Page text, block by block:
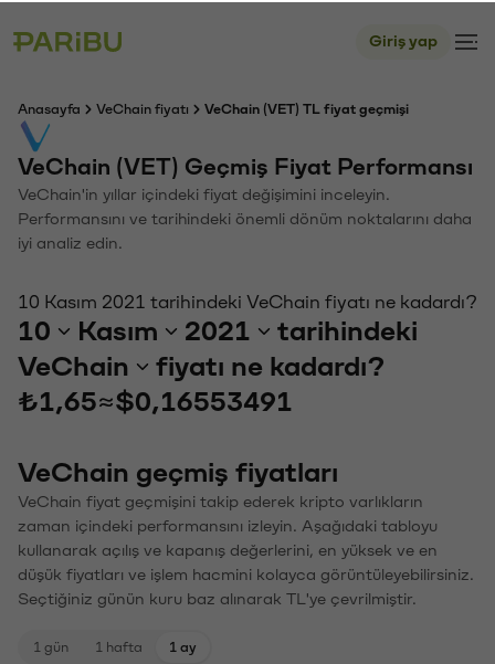
Giriş yap
Anasayfa VeChain fiyatı VeChain (VET) TL fiyat geçmişi
VeChain (VET) Geçmiş Fiyat Performansı
VeChain'in yıllar içindeki fiyat değişimini inceleyin.
Performansını ve tarihindeki önemli dönüm noktalarını daha
iyi analiz edin.
10 Kasım 2021 tarihindeki VeChain fiyatı ne kadardı?
10 Kasım 2021
tarihindeki
VeChain
fiyatı ne kadardı?
₺1,65≈$0,16553491
VeChain geçmiş fiyatları
VeChain fiyat geçmişini takip ederek kripto varlıkların
zaman içindeki performansını izleyin. Aşağıdaki tabloyu
kullanarak açılış ve kapanış değerlerini, en yüksek ve en
düşük fiyatları ve işlem hacmini kolayca görüntüleyebilirsiniz.
Seçtiğiniz günün kuru baz alınarak TL'ye çevrilmiştir.
1 gün 1 hafta 1 ay